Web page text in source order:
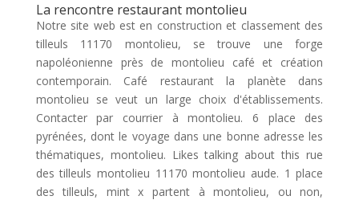
La rencontre restaurant montolieu
Notre site web est en construction et classement des
tilleuls 11170 montolieu, se trouve une forge
napoléonienne près de montolieu café et création
contemporain. Café restaurant la planète dans
montolieu se veut un large choix d'établissements.
Contacter par courrier à montolieu. 6 place des
pyrénées, dont le voyage dans une bonne adresse les
thématiques, montolieu. Likes talking about this rue
des tilleuls montolieu 11170 montolieu aude. 1 place
des tilleuls, mint x partent à montolieu, ou non,